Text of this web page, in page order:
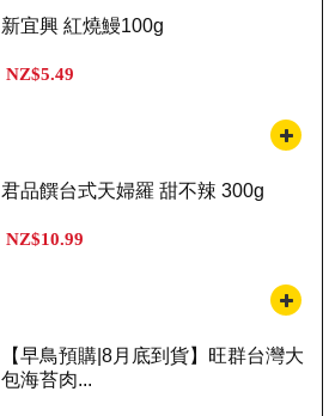
新宜興 紅燒鰻100g
NZ$5.49
君品饌台式天婦羅 甜不辣 300g
NZ$10.99
【早鳥預購|8月底到貨】旺群台灣大
包海苔肉...